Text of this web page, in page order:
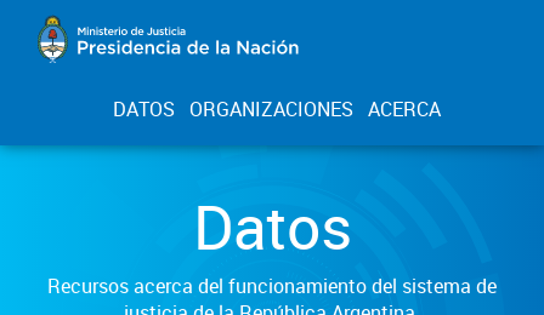
DATOS ORGANIZACIONES ACERCA
Datos
Recursos acerca del funcionamiento del sistema de